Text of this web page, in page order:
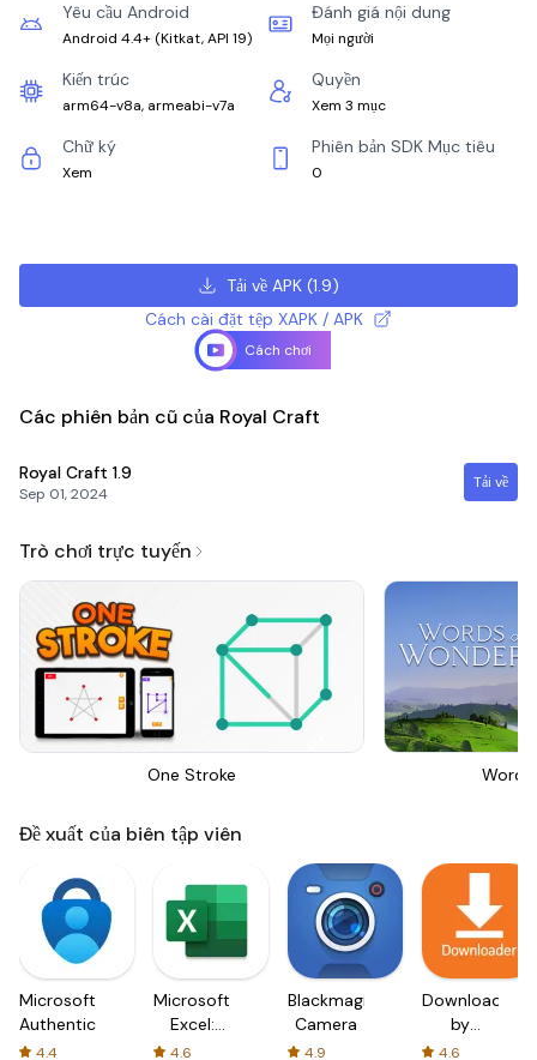
Yêu cầu Android
Android 4.4+ (Kitkat, API 19)
Đánh giá nội dung
Mọi người
Kiến trúc
arm64-v8a, armeabi-v7a
Quyền
Xem 3 mục
Chữ ký
Xem
Phiên bản SDK Mục tiêu
0
Tải về APK(1.9)
Cách cài đặt tệp XAPK / APK
Cách chơi
Các phiên bản cũ của Royal Craft
Royal Craft 1.9
Sep 01, 2024
Tải về
Trò chơi trực tuyến
One Stroke
Đề xuất của biên tập viên
Microsoft
Authenticator
4.4
Microsoft
Excel:
Spreadsheets
4.6
Blackmagic
Camera
4.9
Downloader
by
AFTVnews
4.6